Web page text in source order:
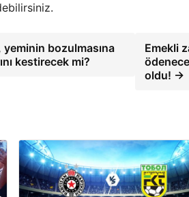
bozulmasına
kestirecek mi?
Emekli
oldu! →